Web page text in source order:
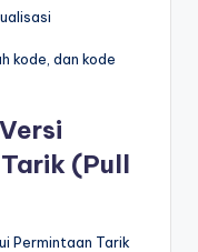
kode, dan kode
(Pull
Permintaan Tarik